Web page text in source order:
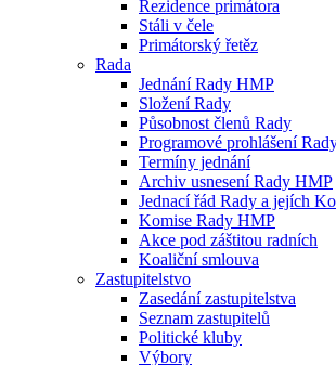
Rezidence primátora
Stáli v čele
Primátorský řetěz
Rada
Jednání Rady HMP
Složení Rady
Působnost členů Rady
Programové prohlášení
Termíny jednání
Archiv usnesení Rady HMP
Jednací řád Rady a jejích
Komise Rady HMP
Akce pod záštitou radních
Koaliční smlouva
Zastupitelstvo
Zasedání zastupitelstva
Seznam zastupitelů
Politické kluby
Výbory